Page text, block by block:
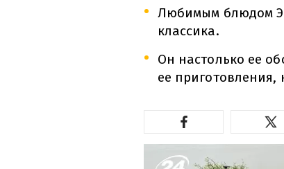
Любимым блюдом
классика.
Он настолько ее
ее приготовления,